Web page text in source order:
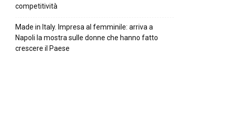
competitività
Made in Italy. Impresa al femminile: arriva a
Napoli la mostra sulle donne che hanno fatto
crescere il Paese